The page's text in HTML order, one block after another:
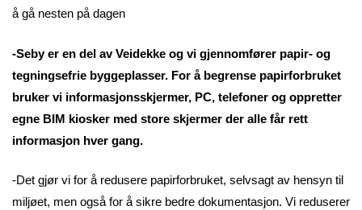
å gå nesten på dagen
-Seby er en del av Veidekke og vi gjennomfører papir- og
tegningsefrie byggeplasser. For å begrense papirforbruket
bruker vi informasjonsskjermer, PC, telefoner og oppretter
egne BIM kiosker med store skjermer der alle får rett
informasjon hver gang.
-Det gjør vi for å redusere papirforbruket, selvsagt av hensyn til
miljøet, men også for å sikre bedre dokumentasjon. Vi reduserer